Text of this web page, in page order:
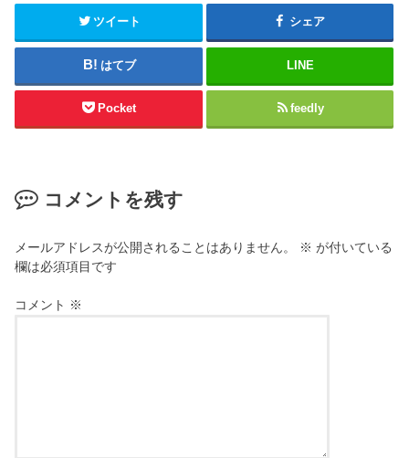
ツイート シェア
はてブ LINE
Pocket feedly
コメントを残す
メールアドレスが公開されることはありません。 ※ が付いている
欄は必須項目です
コメント ※